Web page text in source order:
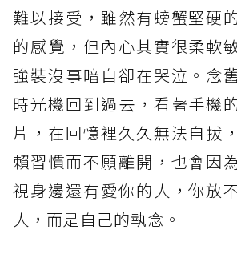
難以接受，雖然有螃蟹堅硬
的感覺，但內心其實很柔軟
強裝沒事暗自卻在哭泣。念
時光機回到過去，看著手機
片，在回憶裡久久無法自拔
賴習慣而不願離開，也會因
視身邊還有愛你的人，你放
人，而是自己的執念。